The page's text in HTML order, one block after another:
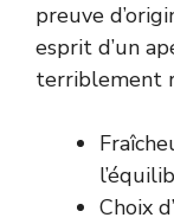
preuve
esprit d’un
terriblement
Choix